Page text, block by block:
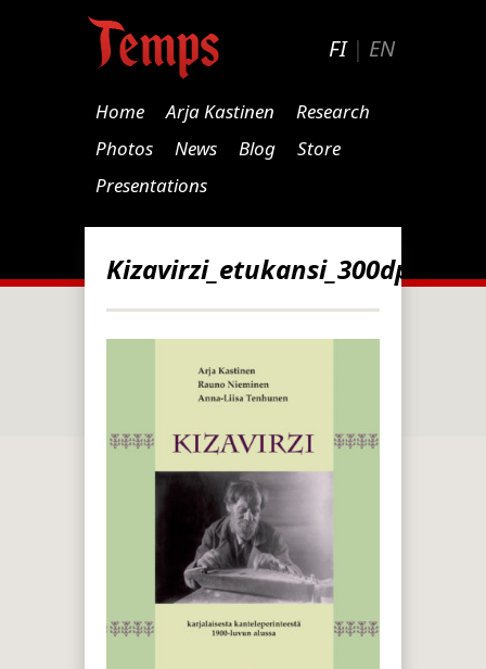
FI| EN
Home Arja Kastinen
Research
Photos
News Blog
Store
Presentations
Kizavirzi_etukansi_300dpi